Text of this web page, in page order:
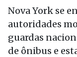
Nova York se
autoridades
guardas
de ônibus e